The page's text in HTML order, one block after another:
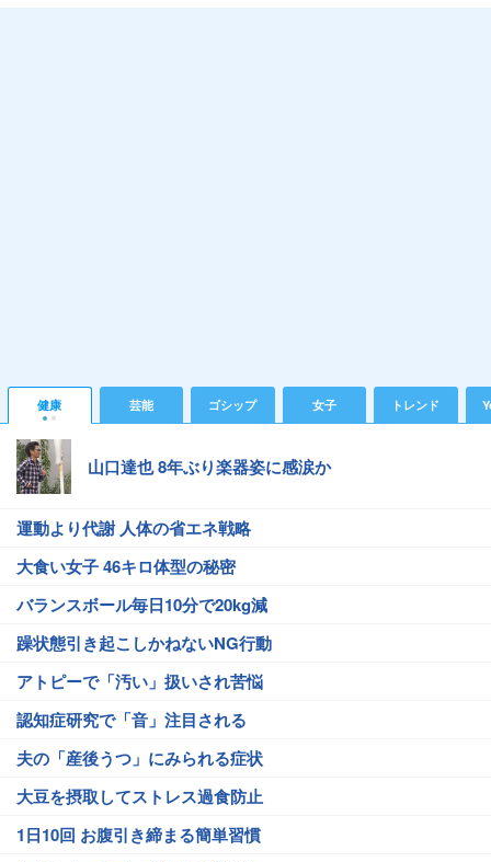
健康 芸能 ゴシップ 女子 トレンド
山口達也 8年ぶり楽器姿に感涙か
運動より代謝 人体の省エネ戦略
大食い女子 46キロ体型の秘密
バランスボール毎日10分で20kg減
躁状態引き起こしかねないNG行動
アトピーで「汚い」扱いされ苦悩
認知症研究で「音」注目される
夫の「産後うつ」にみられる症状
大豆を摂取してストレス過食防止
1日10回 お腹引き締まる簡単習慣